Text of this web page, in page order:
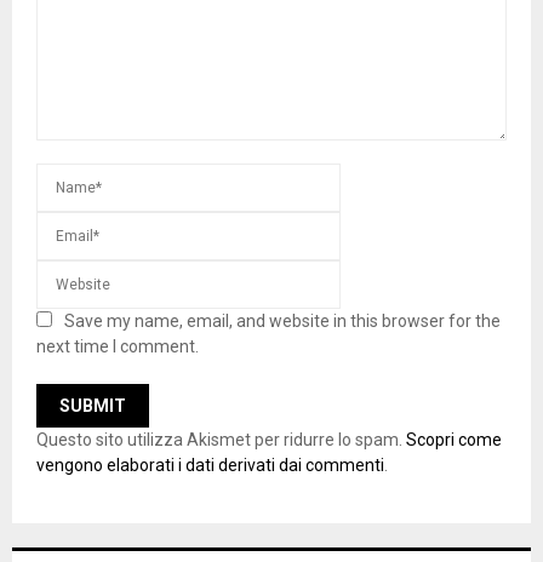
Save my name, email, and website in this browser for the
next time I comment.
Questo sito utilizza Akismet per ridurre lo spam. Scopri come
vengono elaborati i dati derivati dai commenti